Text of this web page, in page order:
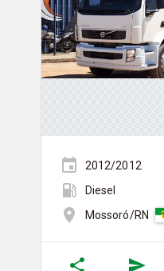
2012/2012
Diesel
Mossoró/RN